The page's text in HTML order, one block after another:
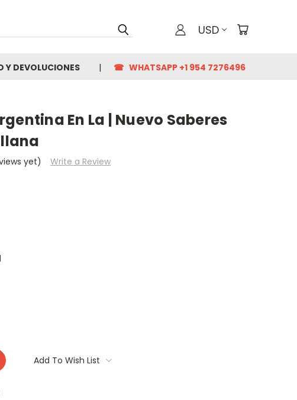
USD
Y DEVOLUCIONES ☎ WHATSAPP +1 954 7276496
En La | Nuevo Saberes
yet)
Write a Review
Add To Wish List